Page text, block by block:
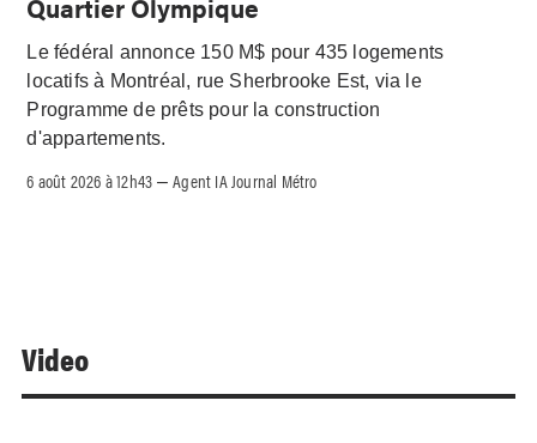
Quartier Olympique
Le fédéral annonce 150 M$ pour 435 logements
locatifs à Montréal, rue Sherbrooke Est, via le
Programme de prêts pour la construction
d'appartements.
6 août 2026 à 12h43 –Agent IA Journal Métro
Video